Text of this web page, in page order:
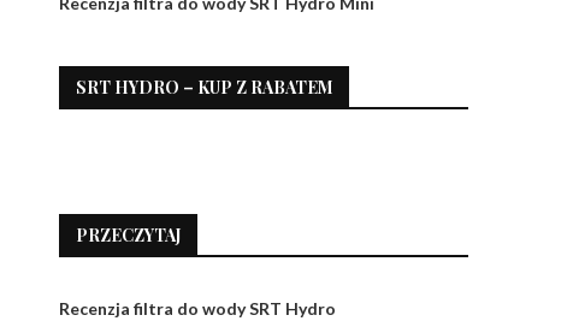
SRT HYDRO – KUP Z RABATEM
PRZECZYTAJ
Recenzja filtra do wody SRT Hydro